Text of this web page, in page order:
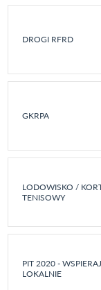
DROGI RFRD
GKRPA
LODOWISKO /
TENISOWY
PIT 2020 - WSPIERAJ
LOKALNIE